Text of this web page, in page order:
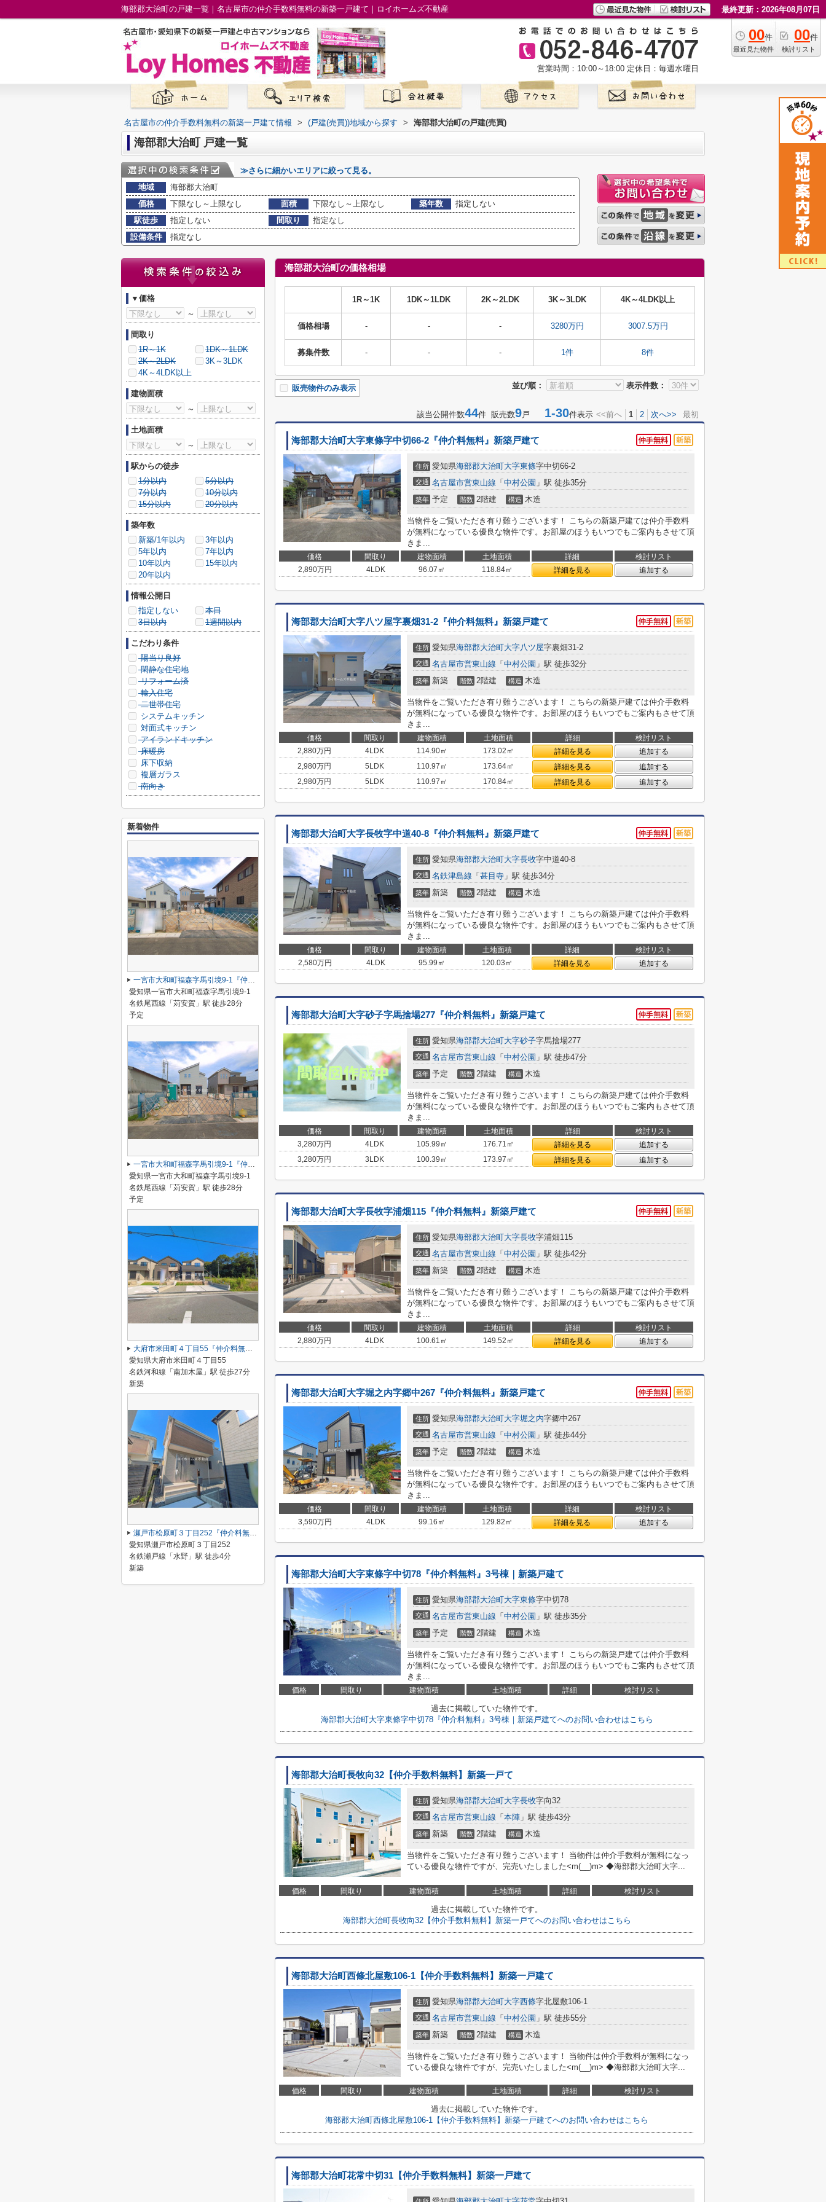
海部郡大治町の戸建一覧｜名古屋市の仲介手数料無料の新築一戸建て｜ロイホームズ不動産 最終更新：2026年08月07日
00件
最近見た物件
00件
検討リスト
営業時間：10:00～18:00 定休日：毎週水曜日
名古屋市の仲介手数料無料の新築一戸建て情報 > (戸建(売買))地域から探す > 海部郡大治町の戸建(売買)
海部郡大治町 戸建一覧
≫さらに細かいエリアに絞って見る。
地域
海部郡大治町
価格
下限なし～上限なし 面積 下限なし～上限なし 築年数
指定しない
駅徒歩
指定しない 間取り
指定なし
設備条件
指定なし
海部郡大治町の価格相場
1R～1K 1DK～1LDK 2K～2LDK 3K～3LDK 4K～4LDK以上
価格相場 - - - 3280万円 3007.5万円
募集件数 - - - 1件 8件
並び順： 表示件数：
販売物件のみ表示
該当公開件数44件 販売数9戸 1-30件表示 <<前へ 1 2 次へ>> 最初
海部郡大治町大字東條字中切66-2『仲介料無料』新築戸建て
住所 愛知県海部郡大治町大字東條字中切66-2
交通 名古屋市営東山線 「 中村公園 」駅 徒歩35分
築年 予定 階数 2階建 構造 木造
当物件をご覧いただき有り難うございます！ こちらの新築戸建ては仲介手数料
が無料になっている優良な物件です。お部屋のほうもいつでもご案内もさせて頂
きま...
価格 間取り 建物面積 土地面積 詳細
検討リスト
2,890万円 4LDK 96.07㎡ 118.84㎡ 詳細を見る 追加する
海部郡大治町大字八ツ屋字裏畑31-2『仲介料無料』新築戸建て
住所 愛知県海部郡大治町大字八ツ屋字裏畑31-2
交通 名古屋市営東山線 「 中村公園 」駅 徒歩32分
築年 新築 階数 2階建 構造 木造
当物件をご覧いただき有り難うございます！ こちらの新築戸建ては仲介手数料
が無料になっている優良な物件です。お部屋のほうもいつでもご案内もさせて頂
きま...
価格 間取り 建物面積 土地面積 詳細
検討リスト
2,880万円 4LDK 114.90㎡ 173.02㎡ 詳細を見る
追加する
2,980万円 5LDK 110.97㎡ 173.64㎡ 詳細を見る
追加する
2,980万円 5LDK 110.97㎡ 170.84㎡ 詳細を見る 追加する
海部郡大治町大字長牧字中道40-8『仲介料無料』新築戸建て
住所 愛知県海部郡大治町大字長牧字中道40-8
交通 名鉄津島線 「 甚目寺 」駅 徒歩34分
築年 新築 階数 2階建 構造 木造
当物件をご覧いただき有り難うございます！ こちらの新築戸建ては仲介手数料
が無料になっている優良な物件です。お部屋のほうもいつでもご案内もさせて頂
きま...
価格 間取り 建物面積 土地面積 詳細
検討リスト
2,580万円 4LDK 95.99㎡ 120.03㎡ 詳細を見る 追加する
海部郡大治町大字砂子字馬捨場277『仲介料無料』新築戸建て
住所 愛知県海部郡大治町大字砂子字馬捨場277
交通 名古屋市営東山線 「 中村公園 」駅 徒歩47分
築年 予定 階数 2階建 構造 木造
当物件をご覧いただき有り難うございます！ こちらの新築戸建ては仲介手数料
が無料になっている優良な物件です。お部屋のほうもいつでもご案内もさせて頂
きま...
価格 間取り 建物面積 土地面積 詳細
検討リスト
3,280万円 4LDK 105.99㎡ 176.71㎡ 詳細を見る
追加する
3,280万円 3LDK 100.39㎡ 173.97㎡ 詳細を見る 追加する
海部郡大治町大字長牧字浦畑115『仲介料無料』新築戸建て
住所 愛知県海部郡大治町大字長牧字浦畑115
交通 名古屋市営東山線 「 中村公園 」駅 徒歩42分
築年 新築 階数 2階建 構造 木造
当物件をご覧いただき有り難うございます！ こちらの新築戸建ては仲介手数料
が無料になっている優良な物件です。お部屋のほうもいつでもご案内もさせて頂
きま...
価格 間取り 建物面積 土地面積 詳細
検討リスト
2,880万円 4LDK 100.61㎡ 149.52㎡ 詳細を見る 追加する
海部郡大治町大字堀之内字郷中267『仲介料無料』新築戸建て
住所 愛知県海部郡大治町大字堀之内字郷中267
交通 名古屋市営東山線 「 中村公園 」駅 徒歩44分
築年 予定 階数 2階建 構造 木造
当物件をご覧いただき有り難うございます！ こちらの新築戸建ては仲介手数料
が無料になっている優良な物件です。お部屋のほうもいつでもご案内もさせて頂
きま...
価格 間取り 建物面積 土地面積 詳細
検討リスト
3,590万円 4LDK 99.16㎡ 129.82㎡ 詳細を見る 追加する
海部郡大治町大字東條字中切78『仲介料無料』3号棟｜新築戸建て
住所 愛知県海部郡大治町大字東條字中切78
交通 名古屋市営東山線 「 中村公園 」駅 徒歩35分
築年 予定 階数 2階建 構造 木造
当物件をご覧いただき有り難うございます！ こちらの新築戸建ては仲介手数料
が無料になっている優良な物件です。お部屋のほうもいつでもご案内もさせて頂
きま...
価格 間取り 建物面積 土地面積 詳細 検討リスト
過去に掲載していた物件です。
海部郡大治町大字東條字中切78『仲介料無料』3号棟｜新築戸建てへのお問い合わせはこちら
海部郡大治町長牧向32【仲介手数料無料】新築一戸て
住所 愛知県海部郡大治町大字長牧字向32
交通 名古屋市営東山線 「 本陣 」駅 徒歩43分
築年 新築 階数 2階建 構造 木造
当物件をご覧いただき有り難うございます！ 当物件は仲介手数料が無料になっ
ている優良な物件ですが、完売いたしました<m(__)m> ◆海部郡大治町大字...
価格 間取り 建物面積 土地面積 詳細 検討リスト
過去に掲載していた物件です。
海部郡大治町長牧向32【仲介手数料無料】新築一戸てへのお問い合わせはこちら
海部郡大治町西條北屋敷106-1【仲介手数料無料】新築一戸建て
住所 愛知県海部郡大治町大字西條字北屋敷106-1
交通 名古屋市営東山線 「 中村公園 」駅 徒歩55分
築年 新築 階数 2階建 構造 木造
当物件をご覧いただき有り難うございます！ 当物件は仲介手数料が無料になっ
ている優良な物件ですが、完売いたしました<m(__)m> ◆海部郡大治町大字...
価格 間取り 建物面積 土地面積 詳細 検討リスト
過去に掲載していた物件です。
海部郡大治町西條北屋敷106-1【仲介手数料無料】新築一戸建てへのお問い合わせはこちら
海部郡大治町花常中切31【仲介手数料無料】新築一戸建て
▼価格
～
間取り
1R～1K
1DK～1LDK
2K～2LDK
3K～3LDK
4K～4LDK以上
建物面積
～
土地面積
～
駅からの徒歩
1分以内
5分以内
7分以内
10分以内
15分以内
20分以内
築年数
新築/1年以内
3年以内
5年以内
7年以内
10年以内
15年以内
20年以内
情報公開日
指定しない
本日
3日以内
1週間以内
こだわり条件
陽当り良好
閑静な住宅地
リフォーム済
輸入住宅
二世帯住宅
システムキッチン
対面式キッチン
アイランドキッチン
床暖房
床下収納
複層ガラス
南向き
新着物件
一宮市大和町福森字馬引境9-1『仲介料無料』新築戸建て
愛知県一宮市大和町福森字馬引境9-1
名鉄尾西線「苅安賀」駅 徒歩28分
予定
一宮市大和町福森字馬引境9-1『仲介料無料』新築戸建て
愛知県一宮市大和町福森字馬引境9-1
名鉄尾西線「苅安賀」駅 徒歩28分
予定
大府市米田町４丁目55『仲介料無料』新築戸建て
愛知県大府市米田町４丁目55
名鉄河和線「南加木屋」駅 徒歩27分
新築
瀬戸市松原町３丁目252『仲介料無料』新築戸建て
愛知県瀬戸市松原町３丁目252
名鉄瀬戸線「水野」駅 徒歩4分
新築